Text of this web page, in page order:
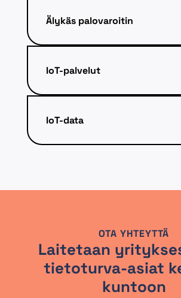
Älykäs palovaroitin
IoT-palvelut
IoT-data
OTA YHTEYTTÄ
Laitetaan
tietoturva-asiat
kuntoon